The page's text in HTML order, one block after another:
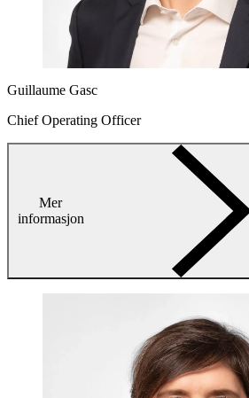
Guillaume Gasc
Chief Operating Officer
Mer
informasjon